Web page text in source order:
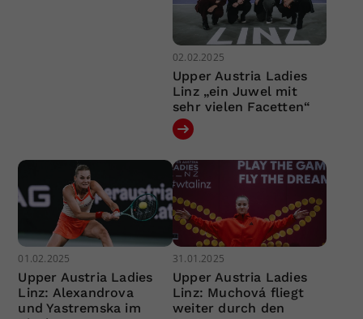
02.02.2025
Upper Austria Ladies
Linz „ein Juwel mit
sehr vielen Facetten“
01.02.2025
Upper Austria Ladies
Linz: Alexandrova
und Yastremska im
31.01.2025
Upper Austria Ladies
Linz: Muchová fliegt
weiter durch den